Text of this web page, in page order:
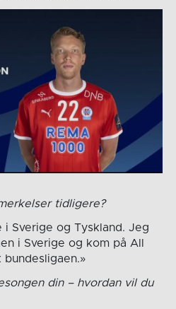
tidligere?
Sverige og Tyskland. Jeg
i Sverige og kom på All
bundesligaen.»
din – hvordan vil du